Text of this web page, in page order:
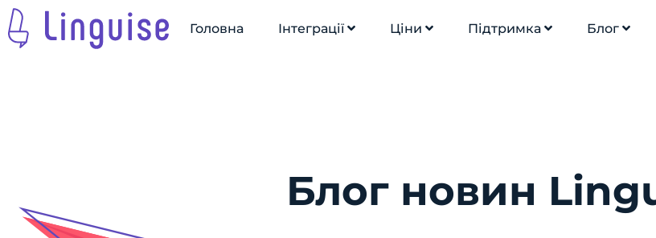
Головна Інтеграції Ціни Підтримка Блог
Блог новин